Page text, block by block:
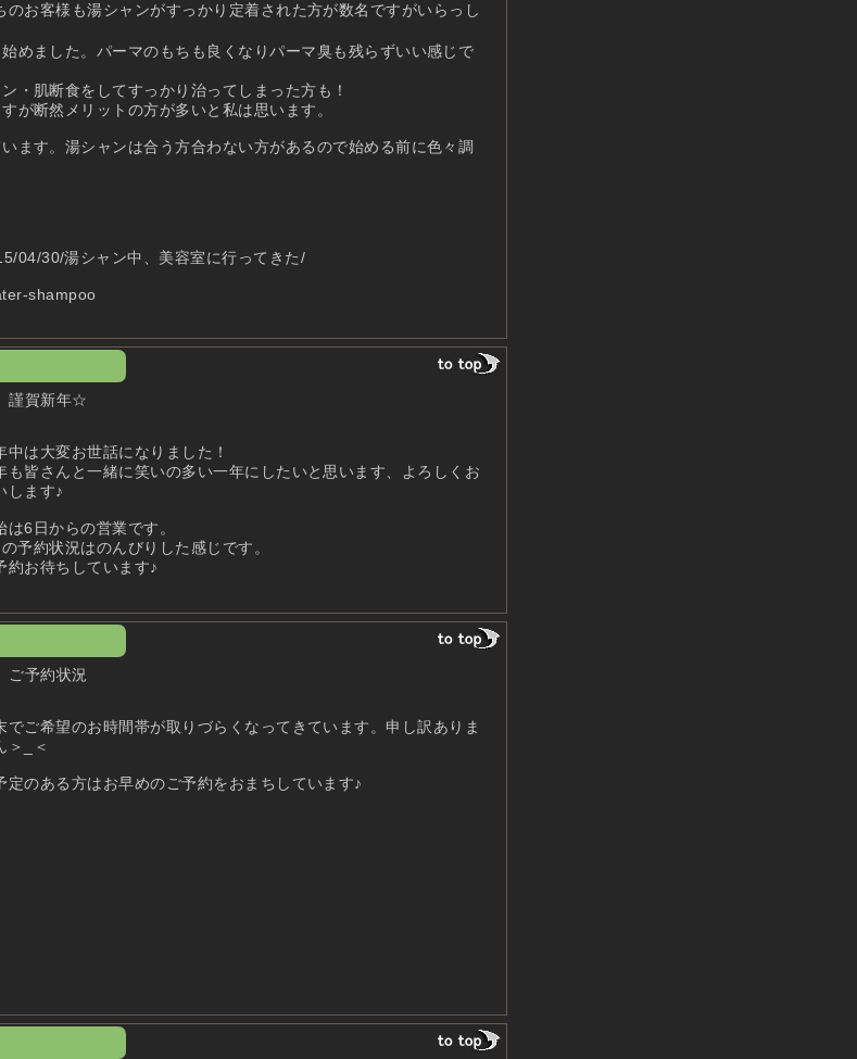
のお客様も湯シャンがすっかり定着された方が数名ですがいらっし
めました。パーマのもちも良くなりパーマ臭も残らずいい感じで
・肌断食をしてすっかり治ってしまった方も！
が断然メリットの方が多いと私は思います。
ます。湯シャンは合う方合わない方があるので始める前に色々調
04/30/湯シャン中、美容室に行ってきた/
shampoo
謹賀新年☆
中は大変お世話になりました！
も皆さんと一緒に笑いの多い一年にしたいと思います、よろしくお
します♪
は6日からの営業です。
予約状況はのんびりした感じです。
約お待ちしています♪
ご予約状況
でご希望のお時間帯が取りづらくなってきています。申し訳ありま
＞_＜
定のある方はお早めのご予約をおまちしています♪